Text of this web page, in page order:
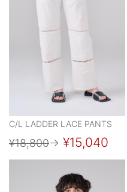
C/L LADDER LACE PANTS
¥18,800→ ¥15,040